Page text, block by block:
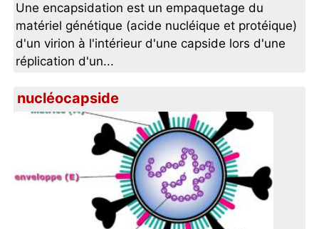
Une encapsidation est un empaquetage du
matériel génétique (acide nucléique et protéique)
d'un virion à l'intérieur d'une capside lors d'une
réplication d'un...
nucléocapside